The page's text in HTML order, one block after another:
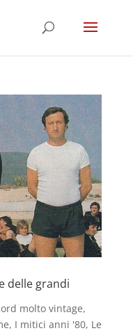
delle grandi
molto vintage,
, I mitici anni '80, Le